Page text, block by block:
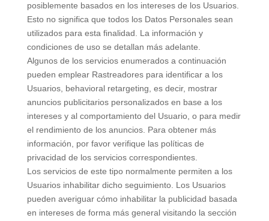
posiblemente basados en los intereses de los Usuarios.
Esto no significa que todos los Datos Personales sean
utilizados para esta finalidad. La información y
condiciones de uso se detallan más adelante.
Algunos de los servicios enumerados a continuación
pueden emplear Rastreadores para identificar a los
Usuarios, behavioral retargeting, es decir, mostrar
anuncios publicitarios personalizados en base a los
intereses y al comportamiento del Usuario, o para medir
el rendimiento de los anuncios. Para obtener más
información, por favor verifique las políticas de
privacidad de los servicios correspondientes.
Los servicios de este tipo normalmente permiten a los
Usuarios inhabilitar dicho seguimiento. Los Usuarios
pueden averiguar cómo inhabilitar la publicidad basada
en intereses de forma más general visitando la sección